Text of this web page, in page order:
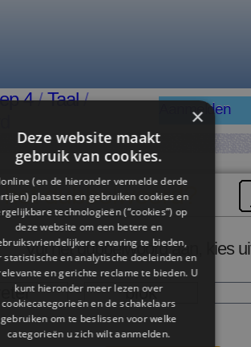
4/Taal/
Aanmelden
dubbelwoord?
Vul het dubbelwoord aan, kies uit:
blok
Deze website maakt
gebruik van cookies.
(en de hieronder vermelde derde
plaatsen en gebruiken cookies en
technologieën (“cookies”) op
deze website om een ​​betere en
ervaring te bieden,
en analytische doeleinden en
en gerichte reclame te bieden. U
kunt hieronder meer lezen over
en de schakelaars
om te beslissen voor welke
u zich wilt aanmelden.